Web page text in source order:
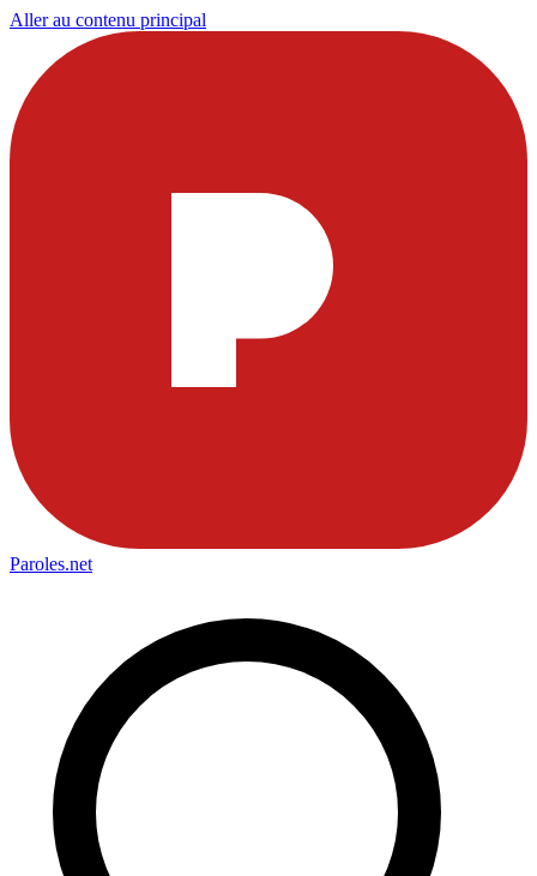
Aller au contenu principal
Paroles.net